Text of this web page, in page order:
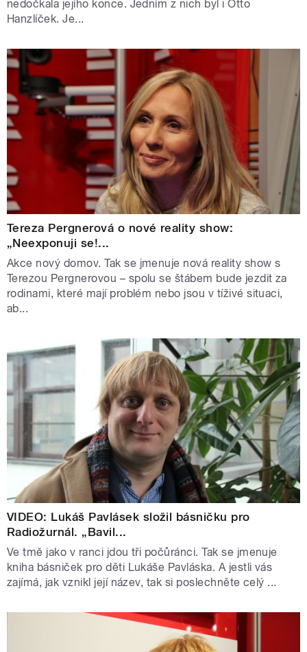
nedočkala jejího konce. Jedním z nich byl i Otto
Hanzlíček. Je...
Tereza Pergnerová o nové reality show:
„Neexponuji se!...
Akce nový domov. Tak se jmenuje nová reality show s
Terezou Pergnerovou – spolu se štábem bude jezdit za
rodinami, které mají problém nebo jsou v tíživé situaci,
ab...
VIDEO: Lukáš Pavlásek složil básničku pro
Radiožurnál. „Bavil...
Ve tmě jako v ranci jdou tři počůránci. Tak se jmenuje
kniha básniček pro děti Lukáše Pavláska. A jestli vás
zajímá, jak vznikl její název, tak si poslechněte celý ...